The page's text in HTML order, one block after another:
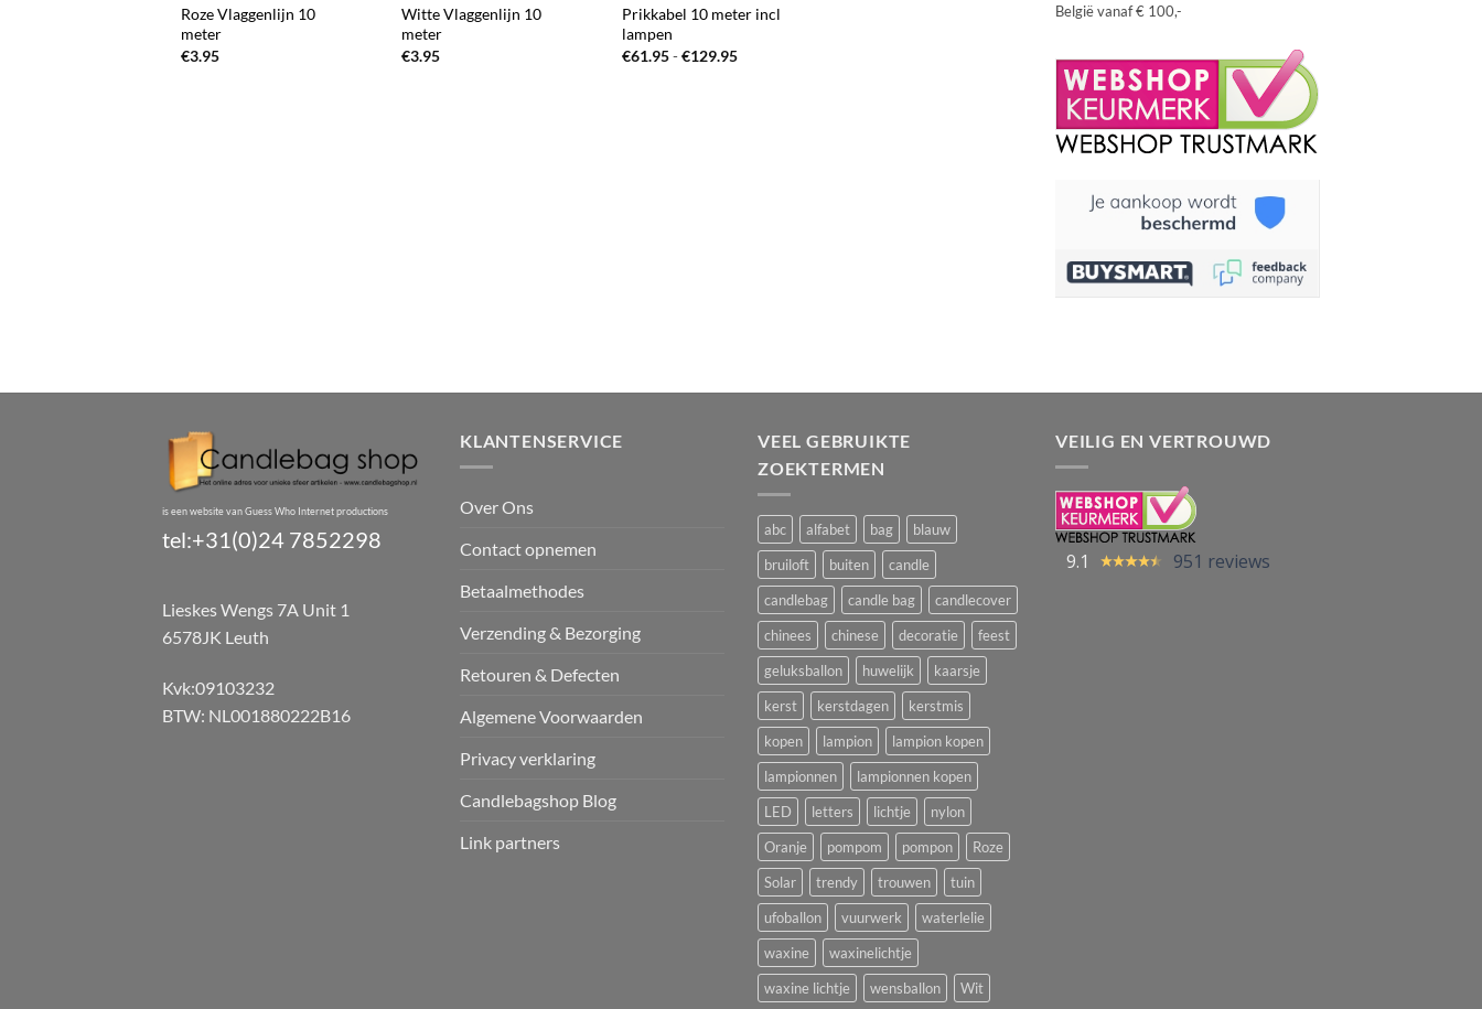
Roze Vlaggenlijn 10
meter
€3.95
Witte Vlaggenlijn 10
meter
€3.95
Prikkabel 10 meter incl
lampen
€61.95-€129.95Prijsklasse:
België vanaf € 100,-
is een website van Guess Who Internet productions
tel:+31(0)24 7852298
Lieskes Wengs 7A Unit 1
6578JK Leuth
Kvk:09103232
BTW: NL001880222B16
KLANTENSERVICE
Over Ons
Contact opnemen
Betaalmethodes
Verzending & Bezorging
Retouren & Defecten
Algemene Voorwaarden
Privacy verklaring
Candlebagshop Blog
Link partners
VEEL GEBRUIKTE
ZOEKTERMEN
abc alfabet bag
blauw
bruiloft
buiten
candle
candlebag
candle bag
candlecover
chinees
chinese decoratie
feest
geluksballon
huwelijk
kaarsje
kerst
kerstdagen
kerstmis
kopen
lampion
lampion kopen
lampionnen
lampionnen kopen
LED
letters lichtje
nylon
Oranje
pompom pompon
Roze
Solar
trendy trouwen
tuin
ufoballon
vuurwerk
waterlelie
waxine
waxinelichtje
waxine lichtje
wensballon Wit
VEILIG EN VERTROUWD
9.1 951 reviews